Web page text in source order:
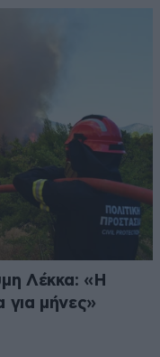
Λέκκα: «Η
για μήνες»